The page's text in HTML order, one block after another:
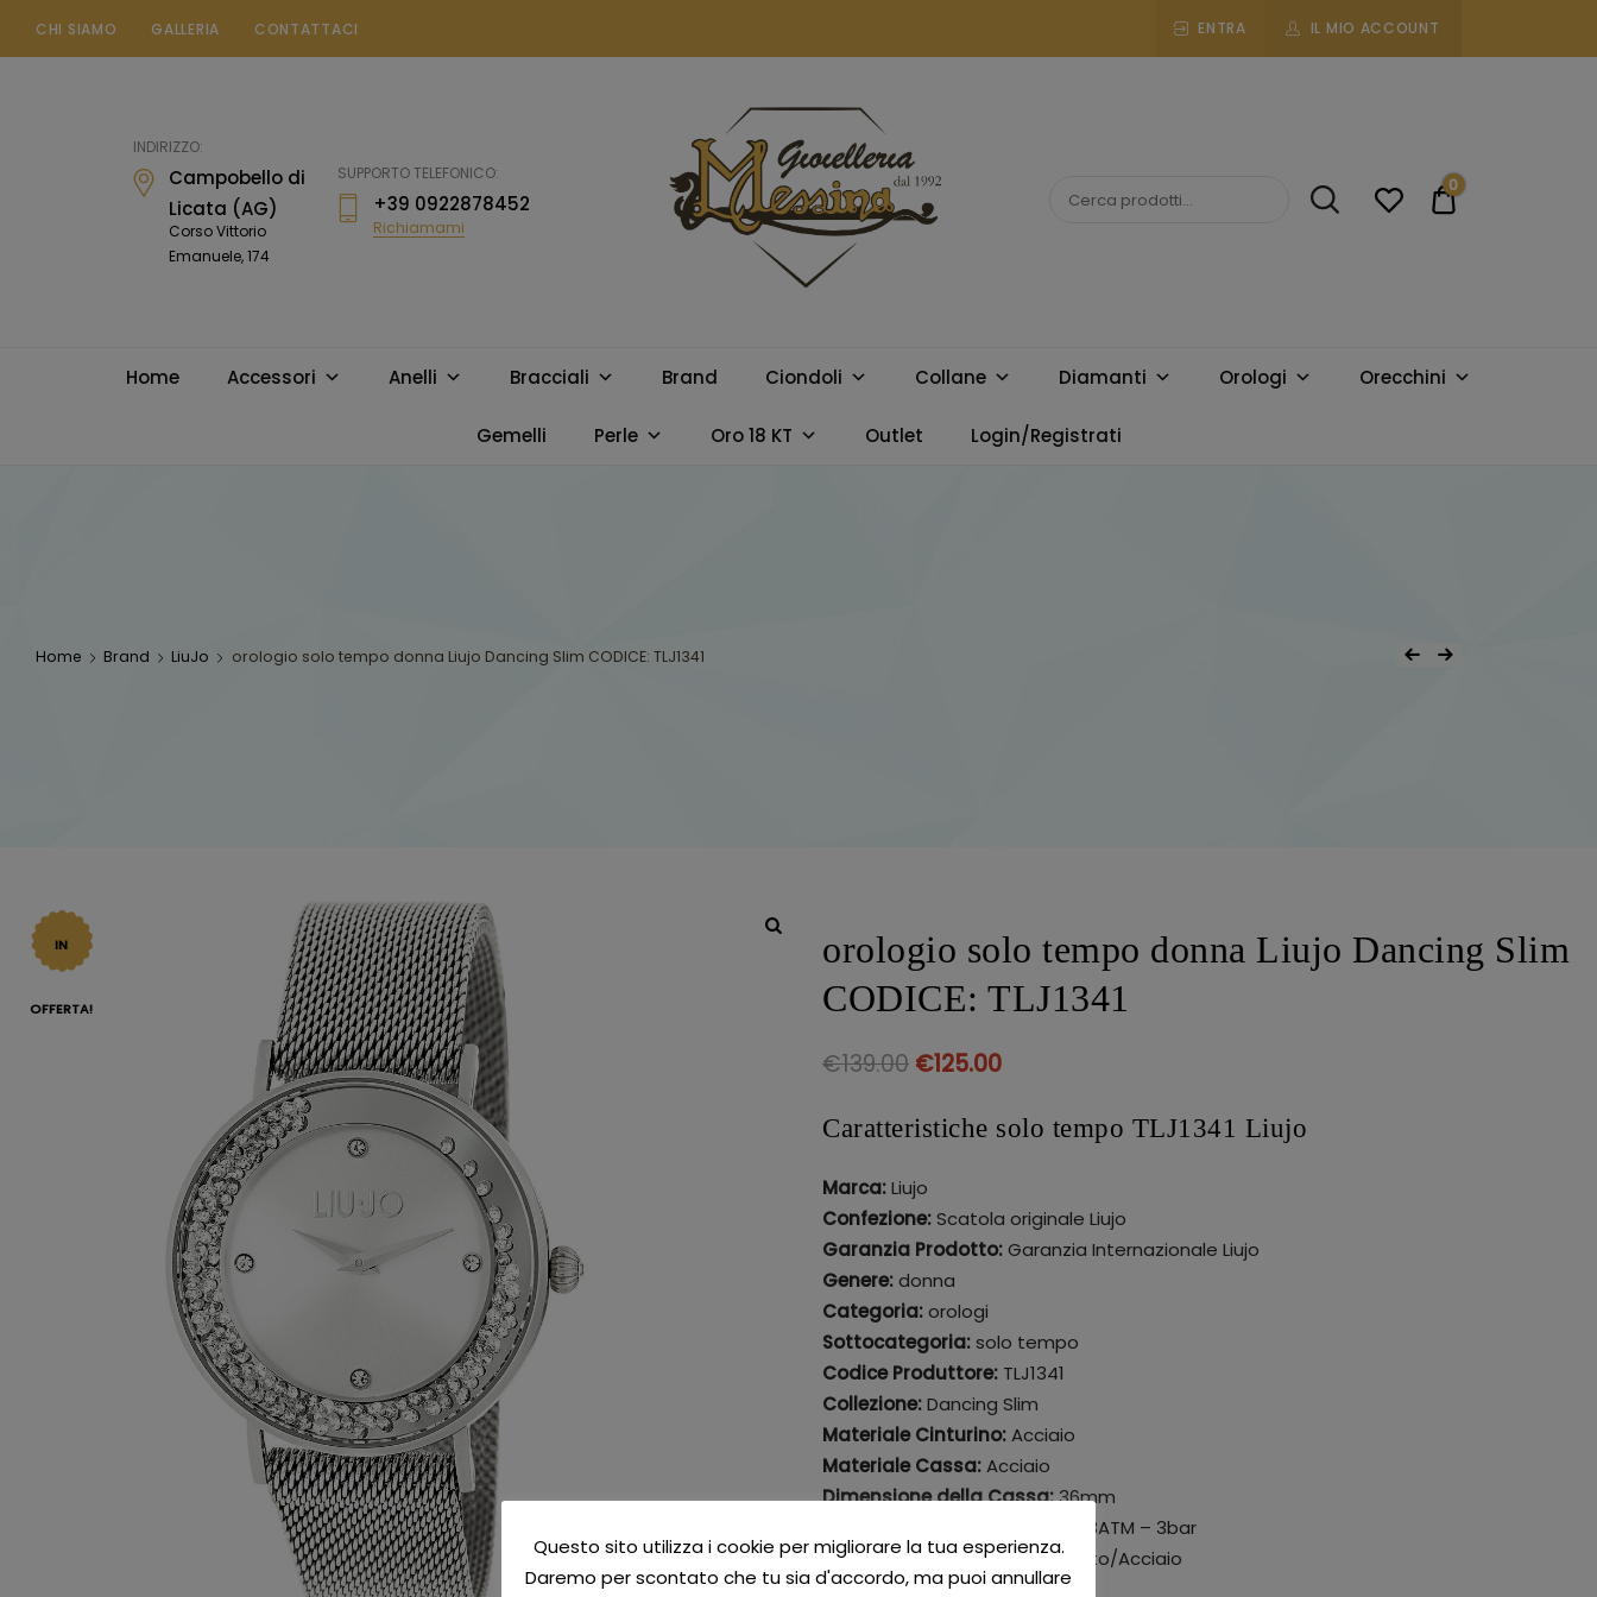
CHI SIAMO GALLERIA CONTATTACI ENTRA IL MIO ACCOUNT
INDIRIZZO:
Campobello di
Licata (AG)
Corso Vittorio
Emanuele, 174
SUPPORTO TELEFONICO:
+39 0922878452
Richiamami
MESSINA
CAMPOBELLO
migliori marchi.
€0.00
0
Home Accessori Anelli Bracciali Brand Ciondoli Collane Diamanti Orologi Orecchini
Gemelli Perle Oro 18 KT Outlet Login/Registrati
Home Brand LiuJo orologio solo tempo donna Liujo Dancing Slim CODICE: TLJ1341
IN
OFFERTA!
orologio solo tempo donna Liujo Dancing Slim
CODICE: TLJ1341
€139.00 €125.00
Caratteristiche solo tempo TLJ1341 Liujo
Marca:Liujo
Confezione:Scatola originale Liujo
Garanzia Prodotto:Garanzia Internazionale Liujo
Genere:donna
Categoria:orologi
Sottocategoria: solo tempo
Codice Produttore: TLJ1341
Collezione:Dancing Slim
Materiale Cinturino:Acciaio
Materiale Cassa:Acciaio
Dimensione della Cassa:36mm
30m – 3ATM – 3bar
Colore del Cinturino:Argentato/Acciaio
Indici:Pietre
Questo sito utilizza i cookie per migliorare la tua esperienza.
Daremo per scontato che tu sia d'accordo, ma puoi annullare